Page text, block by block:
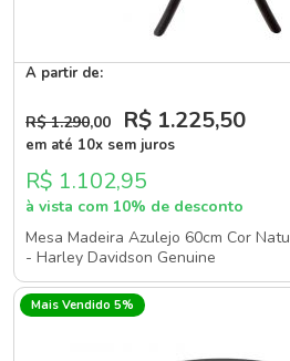
A partir de:
R$ 1.290,00 R$ 1.225,50
em até 10x sem juros
R$ 1.102,95
à vista com 10% de desconto
Mesa Madeira Azulejo 60cm Cor
- Harley Davidson Genuine
Mais Vendido 5%